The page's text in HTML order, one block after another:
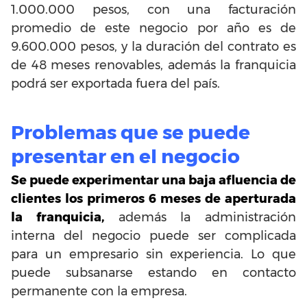
1.000.000 pesos, con una facturación
promedio de este negocio por año es de
9.600.000 pesos, y la duración del contrato es
de 48 meses renovables, además la franquicia
podrá ser exportada fuera del país.
Problemas que se puede
presentar en el negocio
Se puede experimentar una baja afluencia de
clientes los primeros 6 meses de aperturada
la franquicia,además la administración
interna del negocio puede ser complicada
para un empresario sin experiencia. Lo que
puede subsanarse estando en contacto
permanente con la empresa.